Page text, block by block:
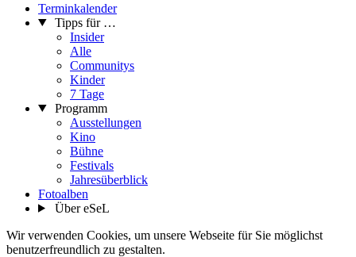
Terminkalender
Tipps für …
Insider
Alle
Communitys
Kinder
7 Tage
Programm
Ausstellungen
Kino
Bühne
Festivals
Jahresüberblick
Fotoalben
Über eSeL
Wir verwenden Cookies, um unsere Webseite für Sie möglichst
benutzerfreundlich zu gestalten.